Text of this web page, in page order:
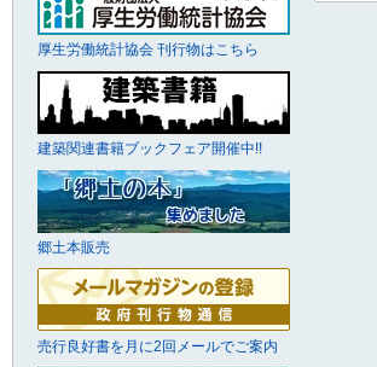
厚生労働統計協会 刊行物はこちら
建築関連書籍ブックフェア開催中!!
郷土本販売
売行良好書を月に2回メールでご案内